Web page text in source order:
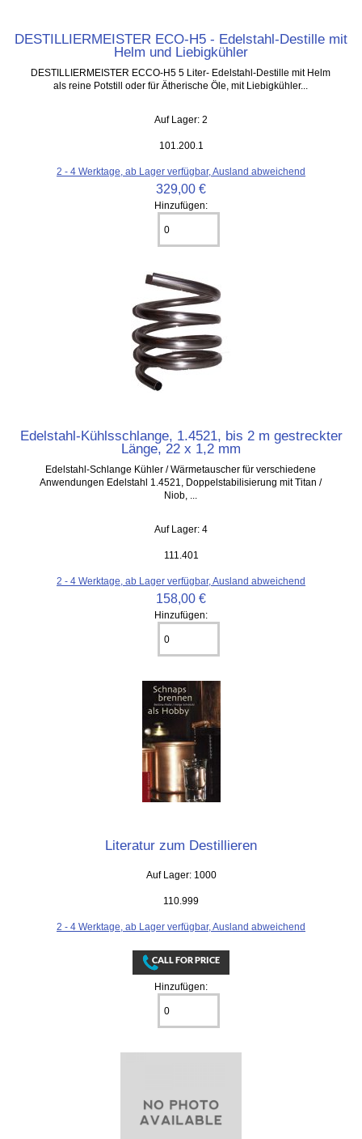
DESTILLIERMEISTER ECO-H5 - Edelstahl-Destille mit
Helm und Liebigkühler
DESTILLIERMEISTER ECCO-H5 5 Liter- Edelstahl-Destille mit Helm
als reine Potstill oder für Ätherische Öle, mit Liebigkühler...
Auf Lager: 2
101.200.1
2 - 4 Werktage, ab Lager verfügbar, Ausland abweichend
329,00 €
Hinzufügen:
Edelstahl-Kühlsschlange, 1.4521, bis 2 m gestreckter
Länge, 22 x 1,2 mm
Edelstahl-Schlange Kühler / Wärmetauscher für verschiedene
Anwendungen Edelstahl 1.4521, Doppelstabilisierung mit Titan /
Niob, ...
Auf Lager: 4
111.401
2 - 4 Werktage, ab Lager verfügbar, Ausland abweichend
158,00 €
Hinzufügen:
Literatur zum Destillieren
Auf Lager: 1000
110.999
2 - 4 Werktage, ab Lager verfügbar, Ausland abweichend
Hinzufügen: